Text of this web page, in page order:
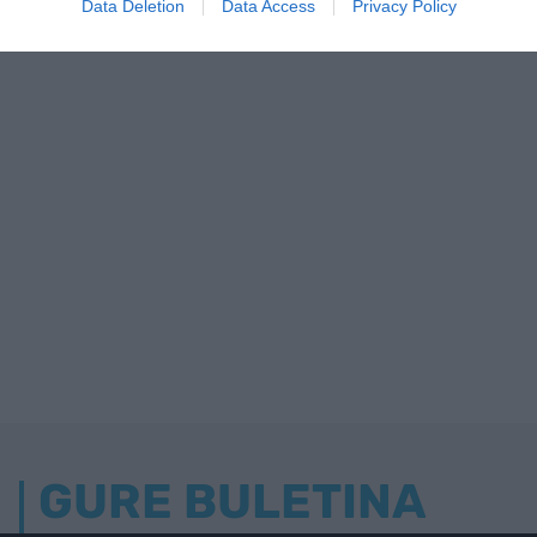
Data Deletion Data Access Privacy Policy
GURE BULETINA